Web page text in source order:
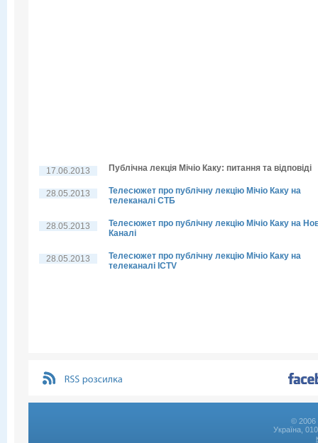
17.06.2013 Публічна лекція Мічіо Каку: питання та відповіді
28.05.2013
Телесюжет про публічну лекцію Мічіо Каку на
телеканалі СТБ
28.05.2013
Телесюжет про публічну лекцію Мічіо Каку на
Каналі
28.05.2013
Телесюжет про публічну лекцію Мічіо Каку на
телеканалі ICTV
© 2006
Україна,